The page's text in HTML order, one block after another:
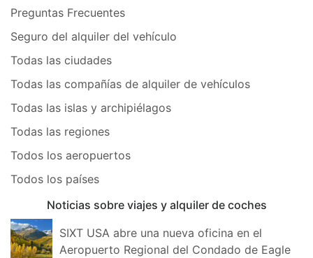
Preguntas Frecuentes
Seguro del alquiler del vehículo
Todas las ciudades
Todas las compañías de alquiler de vehículos
Todas las islas y archipiélagos
Todas las regiones
Todos los aeropuertos
Todos los países
Noticias sobre viajes y alquiler de coches
SIXT USA abre una nueva oficina en el
Aeropuerto Regional del Condado de Eagle